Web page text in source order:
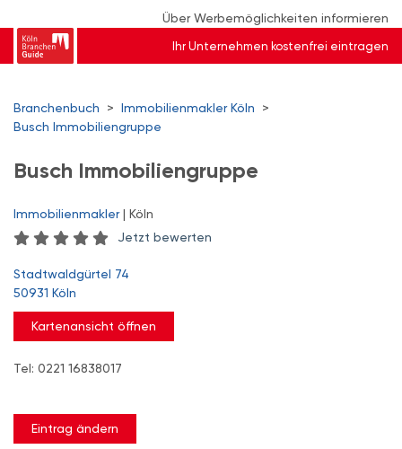
Über Werbemöglichkeiten informieren
Ihr Unternehmen kostenfrei eintragen
Branchenbuch > Immobilienmakler Köln
>
Busch Immobiliengruppe
Busch Immobiliengruppe
Immobilienmakler| Köln
Jetzt bewerten
Stadtwaldgürtel 74
50931 Köln
Kartenansicht öffnen
Tel: 0221 16838017
Eintrag ändern